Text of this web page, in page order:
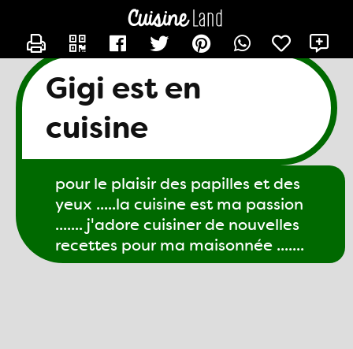
Gigi est en
cuisine
pour le plaisir des papilles et des
yeux .....la cuisine est ma passion
....... j'adore cuisiner de nouvelles
recettes pour ma maisonnée .......
CONTACTER GIGI61